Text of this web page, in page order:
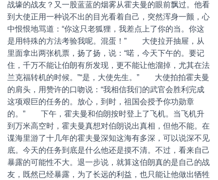
战壕的战友？又一股蓝蓝的烟雾从霍夫曼的眼前飘过。他看
到大使正用一种说不出的目光看着自己，突然浑身一颤，心
中恨恨地骂道：“你这只老狐狸，我差点上了你的当。你这
是用特殊的方法考验我呢。混蛋！” 大使拉开抽屉，从
里面拿出两张机票，扬了扬，说：“喏，今天下午的。要记
住，千万不能让伯朗有所发现，更不能让他溜掉，尤其在法
兰克福转机的时候。”“是，大使先生。” 大使拍拍霍夫曼
的肩头，用赞许的口吻说：“我相信我们的武官会胜利完成
这项艰巨的任务的。放心，到时，祖国会授予你功勋章
的。” 下午，霍夫曼和伯朗按时登上了飞机。当飞机升
到万米高空时，霍夫曼真想对伯朗说出真相，但他不能。在
谍海里游了十几年的霍夫曼深知这海有多深，可以说深不见
底。今天的任务到底是什么他还是摸不清。不过，看来自己
暴露的可能性不大。退一步说，就算这伯朗真的是自己的战
友，既然已经暴露，为了长远的利益，也只能让他做出牺牲